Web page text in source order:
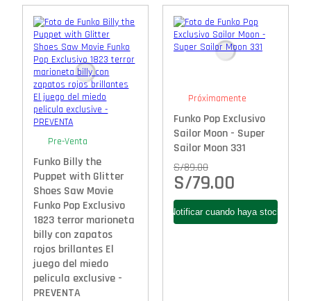
Pre-Venta
Funko Billy the
Puppet with Glitter
Shoes Saw Movie
Funko Pop Exclusivo
1823 terror marioneta
billy con zapatos
rojos brillantes El
juego del miedo
pelicula exclusive -
PREVENTA
Próximamente
Funko Pop Exclusivo
Sailor Moon - Super
Sailor Moon 331
S/89.00
S/79.00